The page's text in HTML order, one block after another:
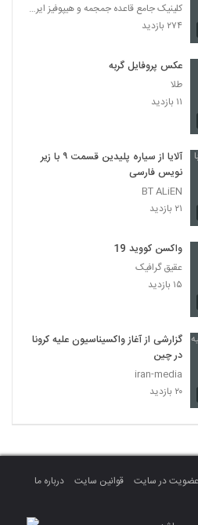
کلینیک جامع قاعده جمجمه و هیپوفیز ایران
۲۷۴ بازدید
عکس پروفایل گربه
طلا
۱۱ بازدید
آلایا از سیاره پلیدین قسمت ۹ با زیر
نویس فارسی
BT ALiEN
۲۱ بازدید
واکسن کووید 19
عقیق گرافیک
۱۵ بازدید
گزارشی از آغاز واکسیناسیون علیه کرونا
در چین
iran-media
۲۰ بازدید
عضویت در سایت قوانین سایت
درباره ما